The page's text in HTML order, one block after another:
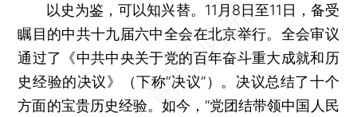
以史为鉴，可以知兴替。11月8日至11日，备受
瞩目的中共十九届六中全会在北京举行。全会审议
通过了《中共中央关于党的百年奋斗重大成就和历
史经验的决议》（下称“决议”）。决议总结了十个
方面的宝贵历史经验。如今，“党团结带领中国人民